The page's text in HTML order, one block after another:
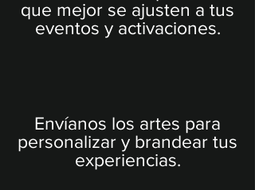
que mejor se ajusten a tus
eventos y activaciones.
Envíanos los artes para
personalizar y brandear tus
experiencias.